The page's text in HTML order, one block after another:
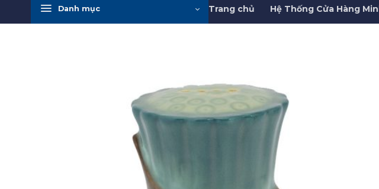
Danh mục Trang chủ Hệ Thống Cửa Hàng